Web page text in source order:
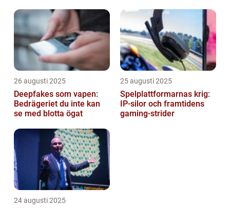
26 augusti 2025
Deepfakes som vapen:
Bedrägeriet du inte kan
se med blotta ögat
25 augusti 2025
Spelplattformarnas krig:
IP‑silor och framtidens
gaming‑strider
24 augusti 2025